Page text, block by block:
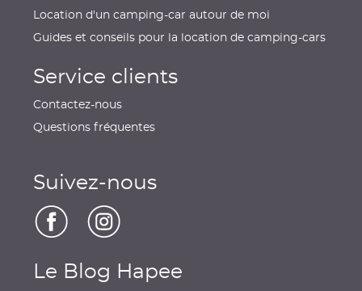
Location d'un camping-car autour de moi
Guides et conseils pour la location de camping-cars
Service clients
Contactez-nous
Questions fréquentes
Suivez-nous
Le Blog Hapee